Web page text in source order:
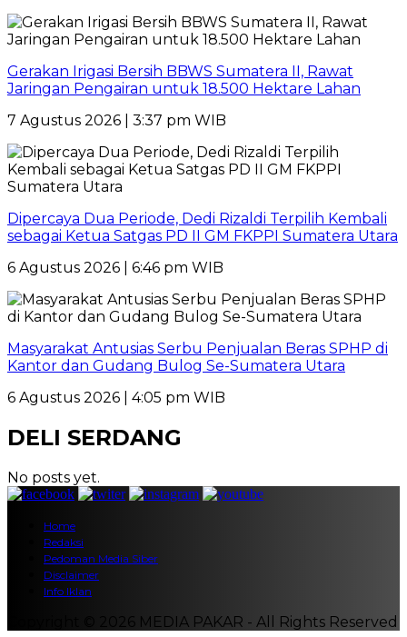
Gerakan Irigasi Bersih BBWS Sumatera II, Rawat
Jaringan Pengairan untuk 18.500 Hektare Lahan
7 Agustus 2026 | 3:37 pm WIB
Dipercaya Dua Periode, Dedi Rizaldi Terpilih Kembali
sebagai Ketua Satgas PD II GM FKPPI Sumatera Utara
6 Agustus 2026 | 6:46 pm WIB
Masyarakat Antusias Serbu Penjualan Beras SPHP di
Kantor dan Gudang Bulog Se-Sumatera Utara
6 Agustus 2026 | 4:05 pm WIB
DELI SERDANG
No posts yet.
Home
Redaksi
Pedoman Media Siber
Disclaimer
Info Iklan
Copyright © 2026 MEDIA PAKAR - All Rights Reserved